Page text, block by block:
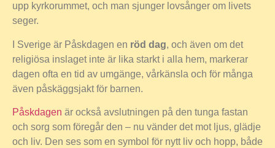
upp kyrkorummet, och man sjunger lovsånger om livets
seger.
I Sverige är Påskdagen en röd dag, och även om det
religiösa inslaget inte är lika starkt i alla hem, markerar
dagen ofta en tid av umgänge, vårkänsla och för många
även påskäggsjakt för barnen.
Påskdagen är också avslutningen på den tunga fastan
och sorg som föregår den – nu vänder det mot ljus, glädje
och liv. Den ses som en symbol för nytt liv och hopp, både